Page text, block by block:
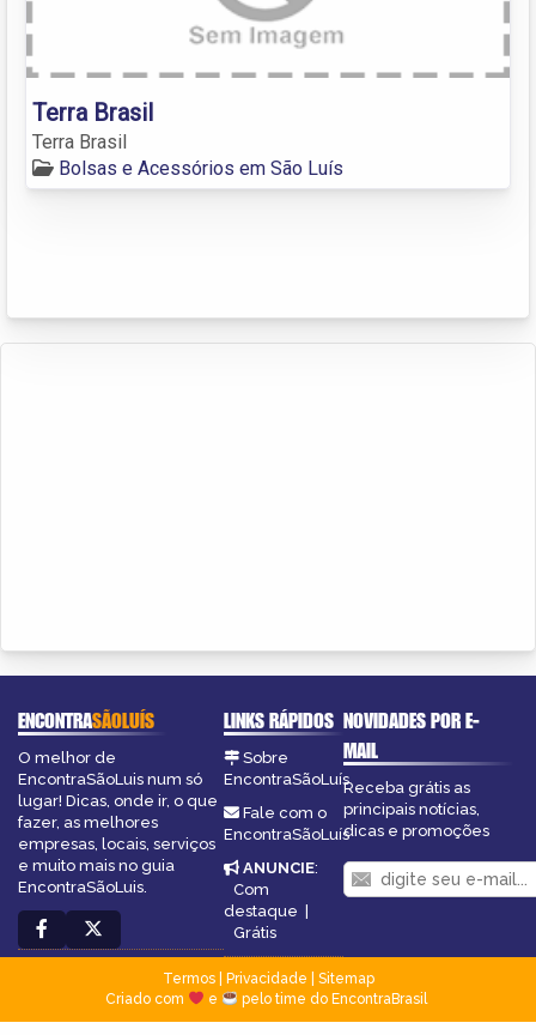
Terra Brasil
Terra Brasil
Bolsas e Acessórios em São Luís
ENCONTRASÃOLUÍS
O melhor de
EncontraSãoLuis num só
lugar! Dicas, onde ir, o que
fazer, as melhores
empresas, locais, serviços
e muito mais no guia
EncontraSãoLuis.
LINKS RÁPIDOS
Sobre
EncontraSãoLuís
Fale com o
EncontraSãoLuís
ANUNCIE:
Com
destaque |
Grátis
NOVIDADES POR E-
MAIL
Receba grátis as
principais notícias,
dicas e promoções
Termos| Privacidade
Sitemap
Criado com
e pelo time do EncontraBrasil